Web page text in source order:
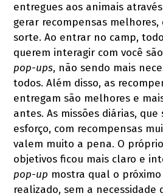
entregues aos animais
gerar recompensas melhores,
sorte. Ao entrar no camp,
querem interagir com você
pop-ups, não sendo mais
todos. Além disso, as
entregam são melhores e
antes. As missões diárias,
esforço, com recompensas
valem muito a pena. O
objetivos ficou mais claro e
pop-up mostra qual o
realizado, sem a necessidade